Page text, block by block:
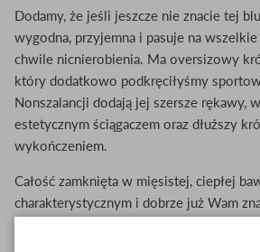
Dodamy, że jeśli jeszcze nie znacie tej
wygodna, przyjemna i pasuje na
chwile nicnierobienia. Ma oversizowy
który dodatkowo podkręciłyśmy
Nonszalancji dodają jej szersze rękawy,
estetycznym ściągaczem oraz dłuższy
wykończeniem.
Całość zamknięta w mięsistej, ciepłej
charakterystycznym i dobrze już Wam